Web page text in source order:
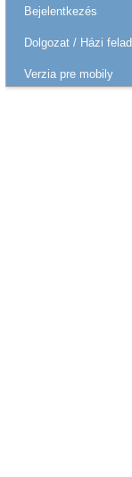
Bejelentkezés
Dolgozat / Házi
Verzia pre mobily